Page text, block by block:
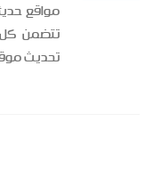
مواقع
تتضمن كل
تحديث